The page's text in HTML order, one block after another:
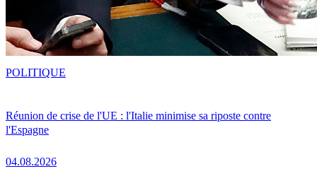
Réunion de crise de l'UE : l'Italie minimise sa riposte contre
l'Espagne
04.08.2026
POLITIQUE